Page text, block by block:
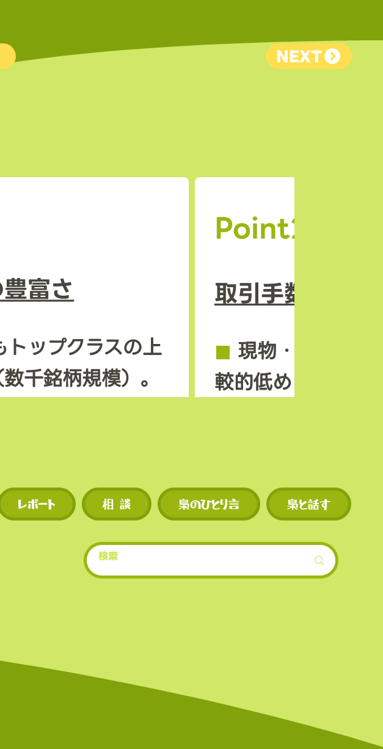
NEXT
富さ
ップクラスの上
千銘柄規模）。
ップクラスの上
数千銘柄規模）。
ンや草コインも早
プクラ世界的に
スの上場数を誇る
Point2
取引手数料の
◼︎ 現物・先物とも
較的低めに設定さ
現物・先物ともに
的低めに設定され
レポート 相 談 梟のひとり言 梟と話す